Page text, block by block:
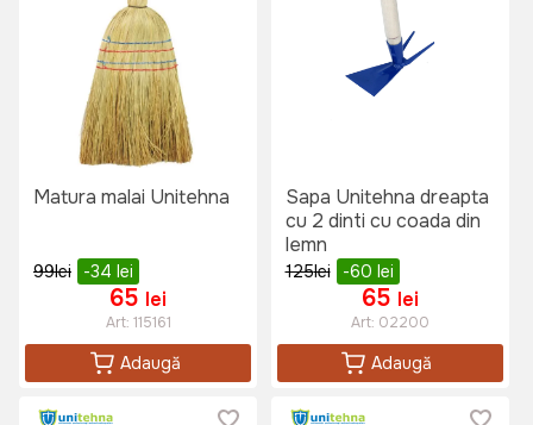
Matura malai Unitehna
99lei -34 lei
65 lei
Art: 115161
Adaugă
Sapa Unitehna dreapta
cu 2 dinti cu coada din
lemn
125lei -60 lei
65 lei
Art: 02200
Adaugă